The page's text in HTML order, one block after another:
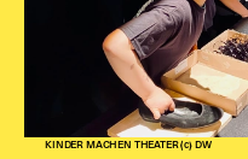
KINDER MACHEN THEATER (c) DW